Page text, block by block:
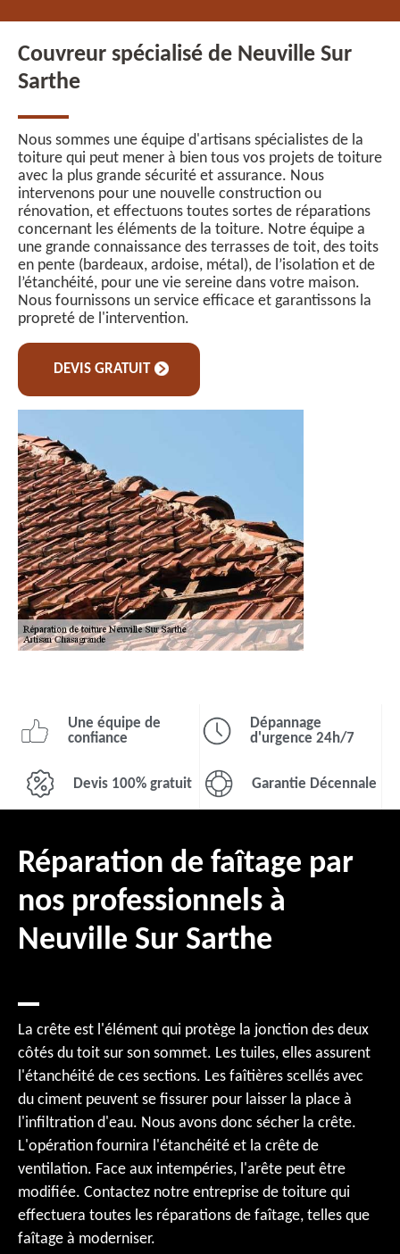
Couvreur spécialisé de Neuville Sur
Sarthe
Nous sommes une équipe d'artisans spécialistes de la
toiture qui peut mener à bien tous vos projets de toiture
avec la plus grande sécurité et assurance. Nous
intervenons pour une nouvelle construction ou
rénovation, et effectuons toutes sortes de réparations
concernant les éléments de la toiture. Notre équipe a
une grande connaissance des terrasses de toit, des toits
en pente (bardeaux, ardoise, métal), de l’isolation et de
l’étanchéité, pour une vie sereine dans votre maison.
Nous fournissons un service efficace et garantissons la
propreté de l'intervention.
DEVIS GRATUIT
Une équipe de
confiance
Dépannage
d'urgence 24h/7
Devis 100% gratuit Garantie Décennale
Réparation de faîtage par
nos professionnels à
Neuville Sur Sarthe
La crête est l'élément qui protège la jonction des deux
côtés du toit sur son sommet. Les tuiles, elles assurent
l'étanchéité de ces sections. Les faîtières scellés avec
du ciment peuvent se fissurer pour laisser la place à
l'infiltration d'eau. Nous avons donc sécher la crête.
L'opération fournira l'étanchéité et la crête de
ventilation. Face aux intempéries, l'arête peut être
modifiée. Contactez notre entreprise de toiture qui
effectuera toutes les réparations de faîtage, telles que
faîtage à moderniser.